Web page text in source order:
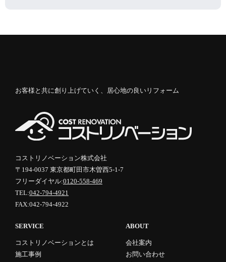
お客様と共に創り上げていく、居心地の良いリフォーム
コストリノベーション株式会社
〒194-0037 東京都町田市木曽西5-1-7
フリーダイヤル:0120-558-469
TEL:042-794-4921
FAX:042-794-4922
SERVICE
コストリノベーションとは
施工事例
ABOUT
会社案内
お問い合わせ